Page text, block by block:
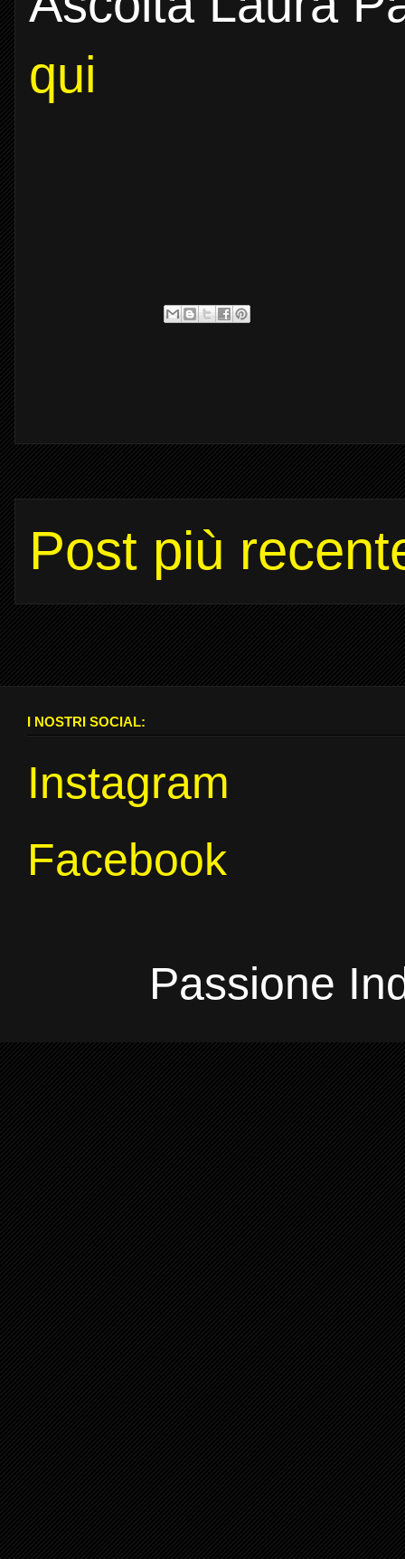
qui
Post più
I NOSTRI SOCIAL:
Instagram
Facebook
Passione